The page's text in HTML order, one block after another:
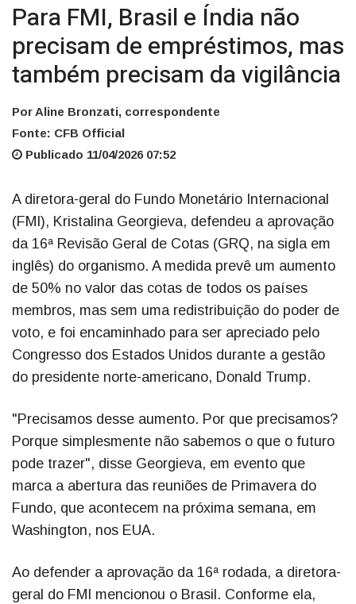
Para FMI, Brasil e Índia não
precisam de empréstimos, mas
também precisam da vigilância
Por Aline Bronzati, correspondente
Fonte: CFB Official
Publicado 11/04/2026 07:52
A diretora-geral do Fundo Monetário Internacional
(FMI), Kristalina Georgieva, defendeu a aprovação
da 16ª Revisão Geral de Cotas (GRQ, na sigla em
inglês) do organismo. A medida prevê um aumento
de 50% no valor das cotas de todos os países
membros, mas sem uma redistribuição do poder de
voto, e foi encaminhado para ser apreciado pelo
Congresso dos Estados Unidos durante a gestão
do presidente norte-americano, Donald Trump.
"Precisamos desse aumento. Por que precisamos?
Porque simplesmente não sabemos o que o futuro
pode trazer", disse Georgieva, em evento que
marca a abertura das reuniões de Primavera do
Fundo, que acontecem na próxima semana, em
Washington, nos EUA.
Ao defender a aprovação da 16ª rodada, a diretora-
geral do FMI mencionou o Brasil. Conforme ela,